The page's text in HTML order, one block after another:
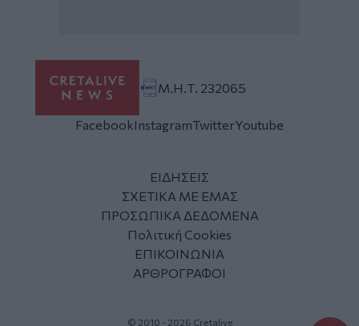
Μ.Η.Τ. 232065
FacebookInstagramTwitterYoutube
ΕΙΔΗΣΕΙΣ
ΣΧΕΤΙΚΑ ΜΕ ΕΜΑΣ
ΠΡΟΣΩΠΙΚΑ ΔΕΔΟΜΕΝΑ
Πολιτική Cookies
ΕΠΙΚΟΙΝΩΝΙΑ
ΑΡΘΡΟΓΡΑΦΟΙ
© 2010 - 2026 Cretalive